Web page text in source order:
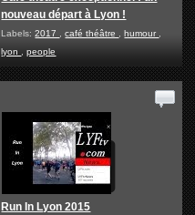
nouveau départ à Lyon !
Labels:2017 ,café théâtre ,humour ,
lyon ,people
Run In Lyon 2015